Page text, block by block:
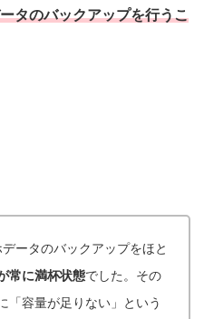
タのバックアップを行うこ
ータのバックアップをほと
常に満杯状態でした。その
「容量が足りない」という